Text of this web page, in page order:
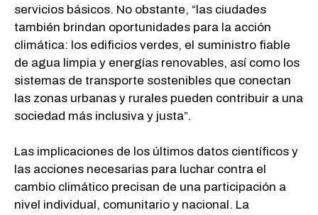
servicios básicos. No obstante, “las ciudades
también brindan oportunidades para la acción
climática: los edificios verdes, el suministro fiable
de agua limpia y energías renovables, así como los
sistemas de transporte sostenibles que conectan
las zonas urbanas y rurales pueden contribuir a una
sociedad más inclusiva y justa”.
Las implicaciones de los últimos datos científicos y
las acciones necesarias para luchar contra el
cambio climático precisan de una participación a
nivel individual, comunitario y nacional. La